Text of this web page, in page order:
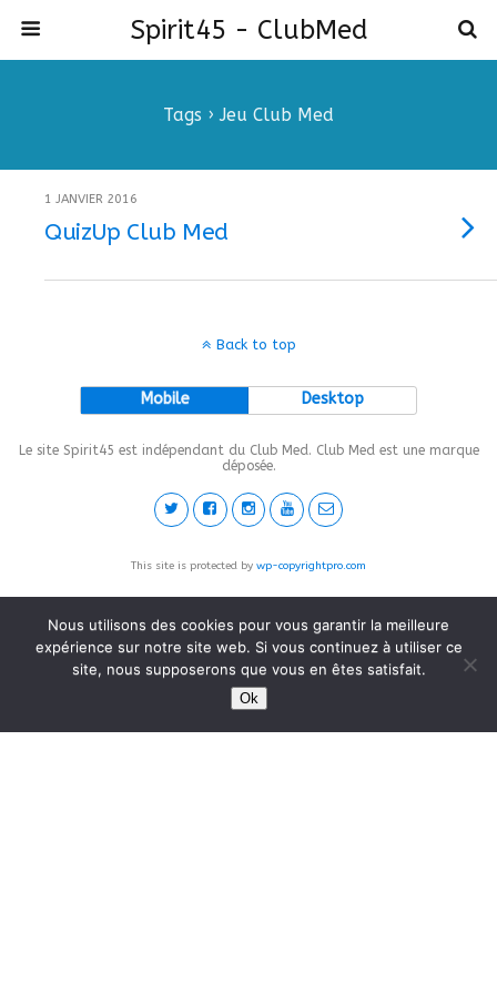
Spirit45 - ClubMed
Tags › Jeu Club Med
1 JANVIER 2016
QuizUp Club Med
Back to top
Mobile Desktop
Le site Spirit45 est indépendant du Club Med. Club Med est une marque
déposée.
This site is protected by wp-copyrightpro.com
Nous utilisons des cookies pour vous garantir la meilleure
expérience sur notre site web. Si vous continuez à utiliser ce
site, nous supposerons que vous en êtes satisfait.
Ok